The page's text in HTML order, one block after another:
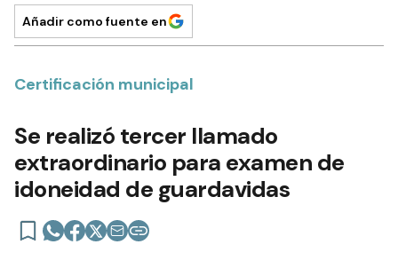
Añadir como fuente en
Certificación municipal
Se realizó tercer llamado
extraordinario para examen de
idoneidad de guardavidas